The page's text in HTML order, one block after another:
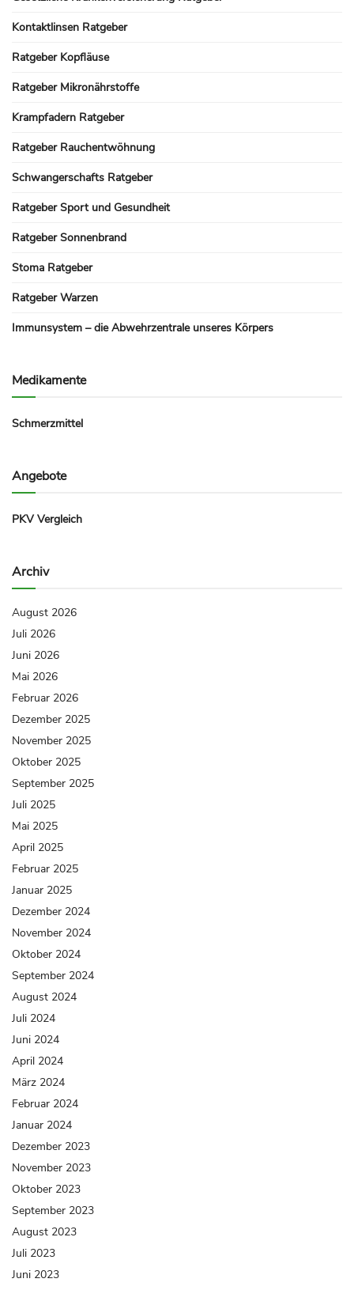
Kontaktlinsen Ratgeber
Ratgeber Kopfläuse
Ratgeber Mikronährstoffe
Krampfadern Ratgeber
Ratgeber Rauchentwöhnung
Schwangerschafts Ratgeber
Ratgeber Sport und Gesundheit
Ratgeber Sonnenbrand
Stoma Ratgeber
Ratgeber Warzen
Immunsystem – die Abwehrzentrale unseres Körpers
Medikamente
Schmerzmittel
Angebote
PKV Vergleich
Archiv
August 2026
Juli 2026
Juni 2026
Mai 2026
Februar 2026
Dezember 2025
November 2025
Oktober 2025
September 2025
Juli 2025
Mai 2025
April 2025
Februar 2025
Januar 2025
Dezember 2024
November 2024
Oktober 2024
September 2024
August 2024
Juli 2024
Juni 2024
April 2024
März 2024
Februar 2024
Januar 2024
Dezember 2023
November 2023
Oktober 2023
September 2023
August 2023
Juli 2023
Juni 2023